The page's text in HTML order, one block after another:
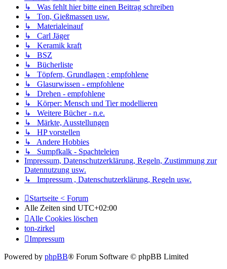
↳ Was fehlt hier bitte einen Beitrag schreiben
↳ Ton, Gießmassen usw.
↳ Materialeinauf
↳ Carl Jäger
↳ Keramik kraft
↳ BSZ
↳ Bücherliste
↳ Töpfern, Grundlagen ; empfohlene
↳ Glasurwissen - empfohlene
↳ Drehen - empfohlene
↳ Körper: Mensch und Tier modellieren
↳ Weitere Bücher - n.e.
↳ Märkte, Ausstellungen
↳ HP vorstellen
↳ Andere Hobbies
↳ Sumpfkalk - Spachteleien
Impressum, Datenschutzerklärung, Regeln, Zustimmung zur
Datennutzung usw.
↳ Impressum , Datenschutzerklärung, Regeln usw.
Startseite < Forum
Alle Zeiten sind UTC+02:00
Alle Cookies löschen
ton-zirkel
Impressum
Powered by phpBB® Forum Software © phpBB Limited